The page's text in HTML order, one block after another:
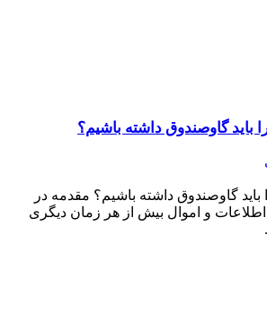
باید گاوصندوق داشته باشیم؟
گاوصندوق داشته باشیم؟ مقدمه در
اطلاعات و اموال بیش از هر زمان دیگری